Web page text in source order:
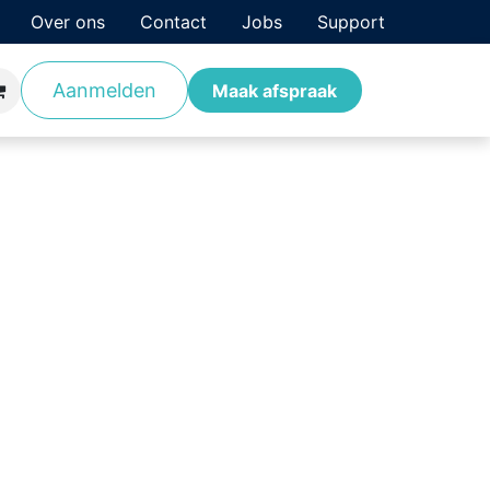
Over ons Contact Jobs Support
Opleidingen
Aanmelden Maak afspraak